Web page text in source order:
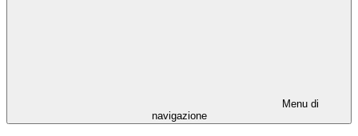
Menu di
navigazione